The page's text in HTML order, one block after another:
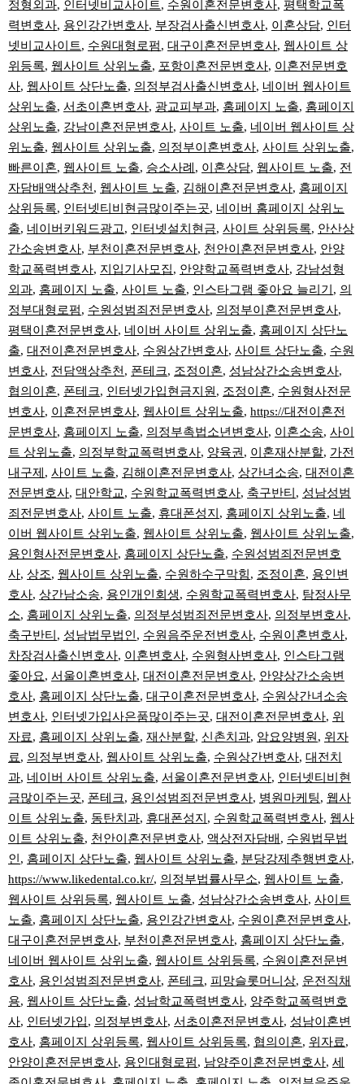
정형외과, 인터넷비교사이트, 수원이혼전문변호사, 평택학교폭
력변호사, 용인강간변호사, 부장검사출신변호사, 이혼상담, 인터
넷비교사이트, 수원대형로펌, 대구이혼전문변호사, 웹사이트 상
위등록, 웹사이트 상위노출, 포항이혼전문변호사, 이혼전문변호
사, 웹사이트 상단노출, 의정부검사출신변호사, 네이버 웹사이트
상위노출, 서초이혼변호사, 광교피부과, 홈페이지 노출, 홈페이지
상위노출, 강남이혼전문변호사, 사이트 노출, 네이버 웹사이트 상
위노출, 웹사이트 상위노출, 의정부이혼변호사, 사이트 상위노출,
빠른이혼, 웹사이트 노출, 승소사례 , 이혼상담, 웹사이트 노출, 전
자담배액상추천 , 웹사이트 노출, 김해이혼전문변호사, 홈페이지
상위등록, 인터넷티비현금많이주는곳, 네이버 홈페이지 상위노
출, 네이버키워드광고, 인터넷설치현금, 사이트 상위등록, 안산상
간소송변호사, 부천이혼전문변호사, 천안이혼전문변호사, 안양
학교폭력변호사, 지입기사모집, 안양학교폭력변호사, 강남성형
외과, 홈페이지 노출, 사이트 노출, 인스타그램 좋아요 늘리기 , 의
정부대형로펌, 수원성범죄전문변호사, 의정부이혼전문변호사,
평택이혼전문변호사, 네이버 사이트 상위노출, 홈페이지 상단노
출, 대전이혼전문변호사, 수원상간변호사, 사이트 상단노출, 수원
변호사, 전담액상추천 , 폰테크, 조정이혼, 성남상간소송변호사,
협의이혼, 폰테크, 인터넷가입현금지원 , 조정이혼, 수원형사전문
변호사, 이혼전문변호사, 웹사이트 상위노출, https://대전이혼전
문변호사, 홈페이지 노출, 의정부촉법소년변호사, 이혼소송, 사이
트 상위노출, 의정부학교폭력변호사, 양육권 , 이혼재산분할, 가전
내구제 , 사이트 노출, 김해이혼전문변호사, 상간녀소송, 대전이혼
전문변호사, 대안학교, 수원학교폭력변호사, 축구반티 , 성남성범
죄전문변호사, 사이트 노출, 휴대폰성지 , 홈페이지 상위노출, 네
이버 웹사이트 상위노출, 웹사이트 상위노출, 웹사이트 상위노출,
용인형사전문변호사, 홈페이지 상단노출, 수원성범죄전문변호
사, 상조, 웹사이트 상위노출, 수원하수구막힘, 조정이혼, 용인변
호사, 상간남소송, 용인개인회생, 수원학교폭력변호사, 탐정사무
소, 홈페이지 상위노출, 의정부성범죄전문변호사, 의정부변호사,
축구반티 , 성남법무법인 , 수원음주운전변호사, 수원이혼변호사,
차장검사출신변호사, 이혼변호사, 수원형사변호사, 인스타그램
좋아요, 서울이혼변호사, 대전이혼전문변호사, 안양상간소송변
호사, 홈페이지 상단노출, 대구이혼전문변호사, 수원상간녀소송
변호사, 인터넷가입사은품많이주는곳, 대전이혼전문변호사, 위
자료, 홈페이지 상위노출, 재산분할, 신촌치과, 암요양병원 , 위자
료, 의정부변호사, 웹사이트 상위노출, 수원상간변호사, 대전치
과, 네이버 사이트 상위노출, 서울이혼전문변호사, 인터넷티비현
금많이주는곳, 폰테크, 용인성범죄전문변호사, 병원마케팅, 웹사
이트 상위노출, 동탄치과, 휴대폰성지 , 수원학교폭력변호사, 웹사
이트 상위노출, 천안이혼전문변호사, 액상전자담배 , 수원법무법
인 , 홈페이지 상단노출, 웹사이트 상위노출, 분당강제추행변호사,
https://www.likedental.co.kr/, 의정부법률사무소, 웹사이트 노출,
웹사이트 상위등록, 웹사이트 노출, 성남상간소송변호사, 사이트
노출, 홈페이지 상단노출, 용인강간변호사, 수원이혼전문변호사,
대구이혼전문변호사, 부천이혼전문변호사, 홈페이지 상단노출,
네이버 웹사이트 상위노출, 웹사이트 상위등록, 수원이혼전문변
호사, 용인성범죄전문변호사, 폰테크, 피망슬롯머니상, 운전직채
용, 웹사이트 상단노출, 성남학교폭력변호사, 양주학교폭력변호
사, 인터넷가입, 의정부변호사, 서초이혼전문변호사, 성남이혼변
호사, 홈페이지 상위등록, 웹사이트 상위등록, 협의이혼, 위자료,
안양이혼전문변호사, 용인대형로펌, 남양주이혼전문변호사, 세